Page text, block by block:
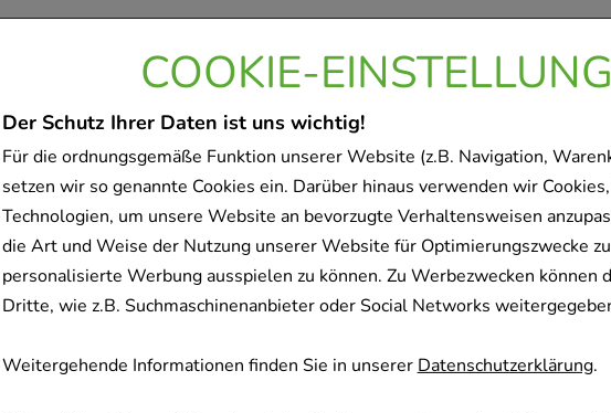
COOKIE-
Der Schutz Ihrer Daten ist uns wichtig!
Für die ordnungsgemäße Funktion unserer Website (z.B. Navigation,
setzen wir so genannte Cookies ein. Darüber hinaus verwenden wir
Technologien, um unsere Website an bevorzugte Verhaltensweisen
die Art und Weise der Nutzung unserer Website für Optimierungszwecke
personalisierte Werbung ausspielen zu können. Zu Werbezwecken können
Dritte, wie z.B. Suchmaschinenanbieter oder Social Networks
Weitergehende Informationen finden Sie in unsererDatenschutzerklärung.